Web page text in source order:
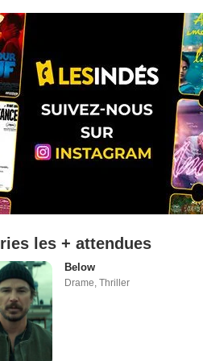
les + attendues
Below
Drame Thriller